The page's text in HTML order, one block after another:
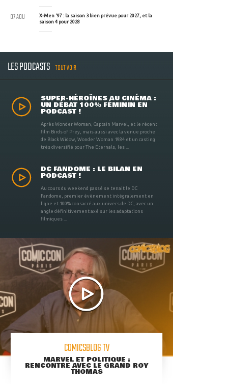
X-Men '97 : la saison 3 bien prévue pour 2027, et la
saison 4 pour 2028
07 AOU
LES PODCASTS TOUT VOIR
SUPER-HÉROÏNES AU CINÉMA :
UN DÉBAT 100% FÉMININ EN
PODCAST !
Après Wonder Woman, Captain Marvel, et le récent
film Birds of Prey, mais aussi avec la venue proche
de Black Widow, Wonder Woman 1984 et un casting
très diversifié pour The Eternals, les ...
DC FANDOME : LE BILAN EN
PODCAST !
Au cours du weekend passé se tenait le DC
Fandome, premier évènement intégralement en
ligne et 100% consacré aux univers de DC, avec un
angle définitivement axé sur les adaptations
filmiques ...
COMICSBLOG TV
MARVEL ET POLITIQUE :
RENCONTRE AVEC LE GRAND ROY
THOMAS